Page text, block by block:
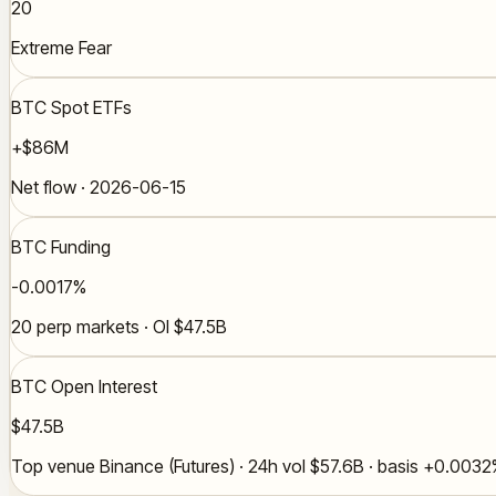
20
Extreme Fear
BTC Spot ETFs
+$86M
Net flow · 2026-06-15
BTC Funding
-0.0017%
20 perp markets · OI $47.5B
BTC Open Interest
$47.5B
Top venue Binance (Futures) · 24h vol $57.6B · basis